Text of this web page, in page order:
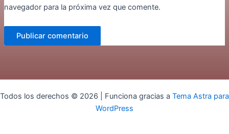
navegador para la próxima vez que comente.
Todos los derechos © 2026 | Funciona gracias a Tema Astra para
WordPress